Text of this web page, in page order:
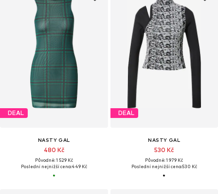
DEAL
NASTY GAL
480 Kč
Původně: 1 529 Kč
Poslední nejnižší cena:449 Kč
DEAL
NASTY GAL
530 Kč
Původně: 1 979 Kč
Poslední nejnižší cena:530 Kč